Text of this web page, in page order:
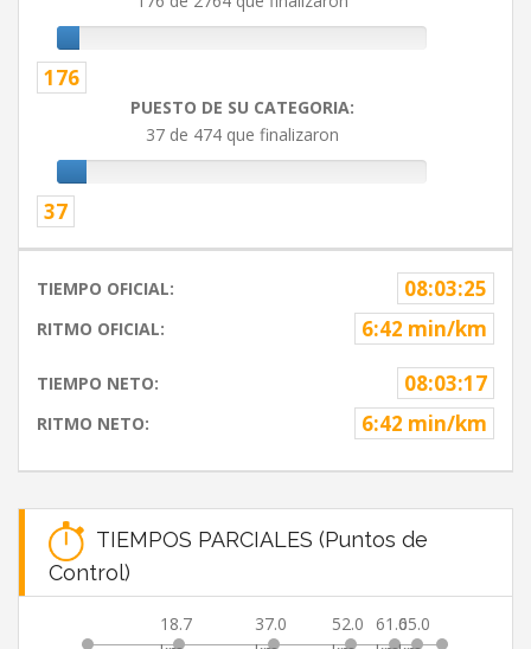
176
PUESTO DE SU CATEGORIA:
37 de 474 que finalizaron
37
TIEMPO OFICIAL: 08:03:25
RITMO OFICIAL: 6:42 min/km
TIEMPO NETO: 08:03:17
RITMO NETO: 6:42 min/km
TIEMPOS PARCIALES (Puntos de
Control)
18.7
37.0
52.0
61.065.0